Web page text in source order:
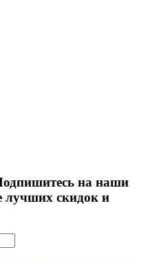
на наши
лучших скидок и